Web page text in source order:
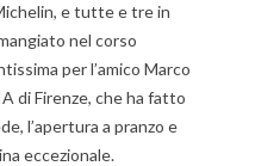
e tutte e tre in
nel corso
per l’amico Marco
di Firenze, che ha fatto
l’apertura a pranzo e
eccezionale.